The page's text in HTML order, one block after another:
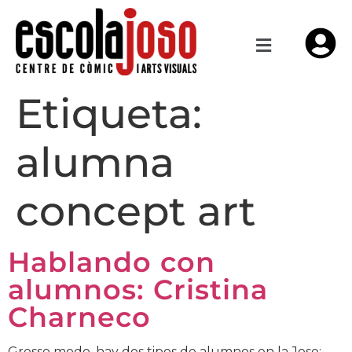
Etiqueta:
alumna
concept art
Hablando con
alumnos: Cristina
Charneco